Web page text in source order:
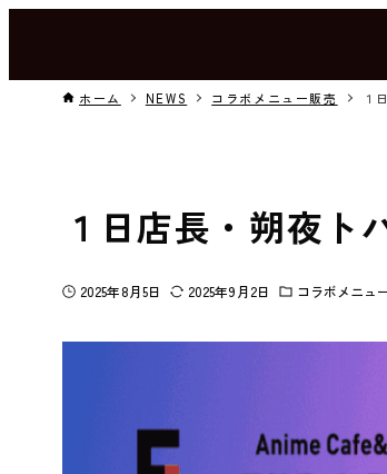
ホーム NEWS コラボメニュー販売 １
１日店長・朔夜ト
2025年8月5日 2025年9月2日 コラボメニュ